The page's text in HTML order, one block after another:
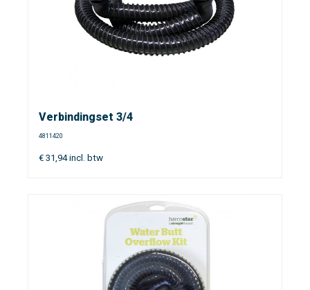
Verbindingset 3/4
4811420
€ 31,94incl. btw